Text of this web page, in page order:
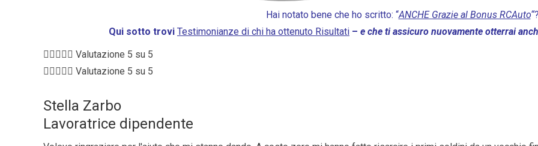
Hai notato bene che ho scritto: “ANCHE Grazie al Bonus RCAuto“?
Qui sotto trovi Testimonianze di chi ha ottenuto Risultati – e che ti assicuro nuovamente otterrai
 Valutazione 5 su 5
 Valutazione 5 su 5
Stella Zarbo
Lavoratrice dipendente